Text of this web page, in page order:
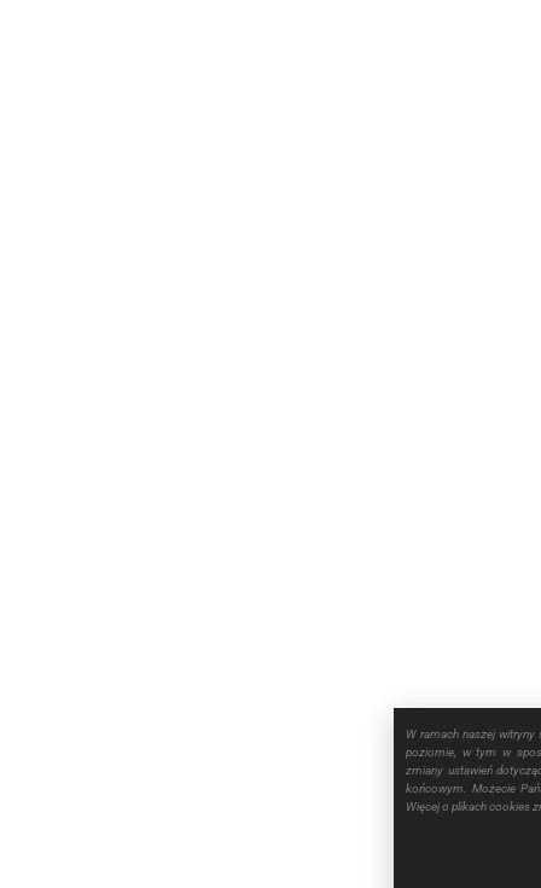
W ramach naszej witryny
poziomie, w tym w
zmiany ustawień
końcowym. Możecie
Więcej o plikach cookies